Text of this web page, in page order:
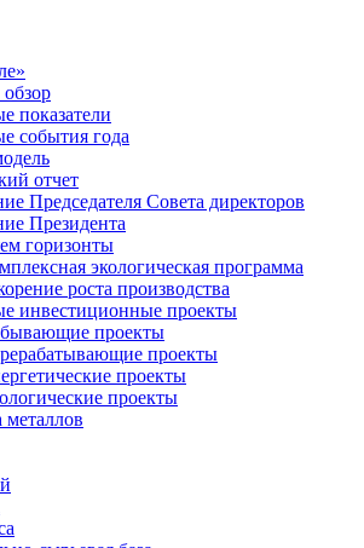
показатели
события года
отчет
Председателя Совета директоров
Президента
горизонты
экологическая программа
роста производства
инвестиционные проекты
проекты
проекты
проекты
проекты